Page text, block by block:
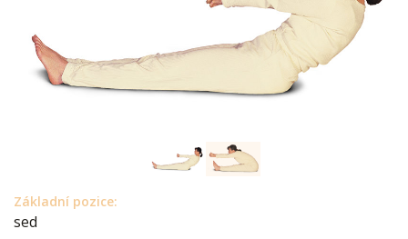
Základní pozice:
sed